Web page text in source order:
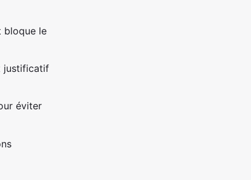
bloque le
justificatif
éviter